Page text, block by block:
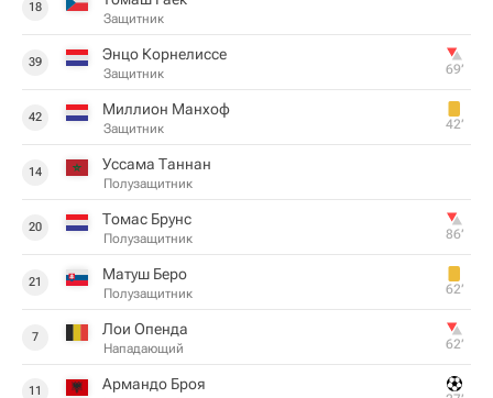
18
Защитник
39 Энцо Корнелиссе
Защитник 69‎’‎
42 Миллион Манхоф
Защитник 42‎’‎
14 Уссама Таннан
Полузащитник
20 Томас Брунс
Полузащитник 86‎’‎
21 Матуш Беро
Полузащитник 62‎’‎
7 Лои Опенда
Нападающий 62‎’‎
11 Армандо Броя